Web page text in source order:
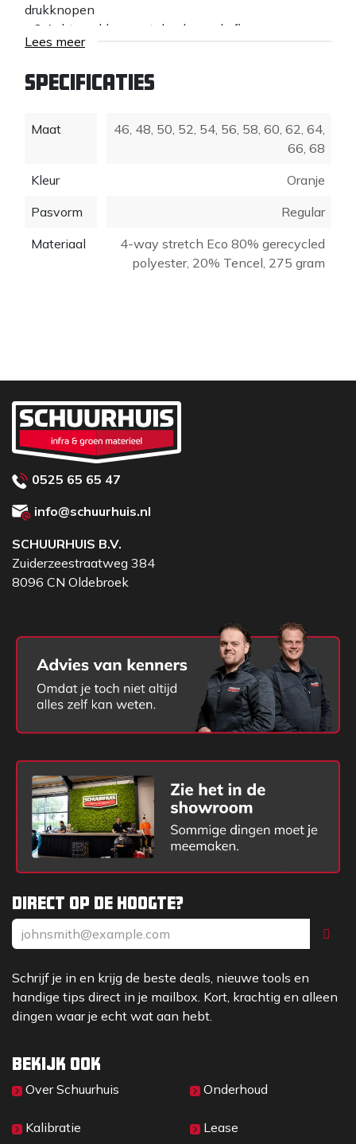
drukknopen
• 2 Achterzakken met doorlopende flap
• 1 Dijbeenzak met flap en drukknopen
Lees meer
Specificaties
Maat 46 48 50 52 54 56 58 60 62 64
66 68
Kleur
Oranje
Pasvorm
Regular
Materiaal
4-way stretch Eco 80% gerecycled
polyester, 20% Tencel, 275 gram
Direct op de hoogte?
Schrijf je in en krijg de beste deals, nieuwe tools en
handige tips direct in je mailbox. Kort, krachtig en alleen
dingen waar je echt wat aan hebt.
Bekijk ook
Over Sc​huurhuis
Kalibratie
Onderhoud
Lease
0525 65 65 47
info@schuurhuis.nl
SCHUURHUIS B.V.
Zuiderzeestraatweg 384
8096 CN Oldebroek